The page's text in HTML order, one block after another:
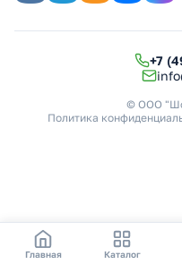
+7
© ООО
Политика
Главная Каталог